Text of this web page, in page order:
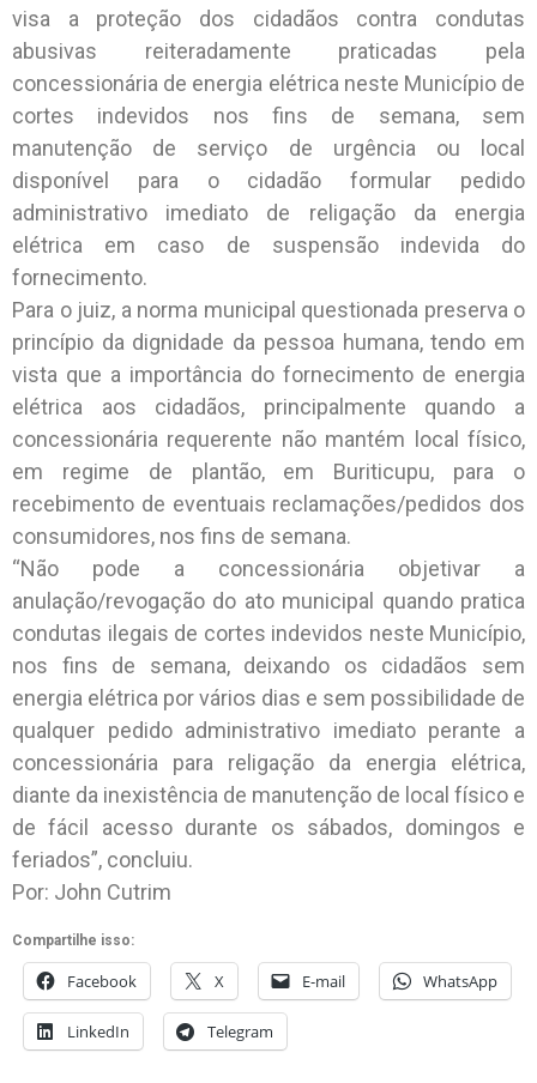
visa a proteção dos cidadãos contra condutas
abusivas reiteradamente praticadas pela
concessionária de energia elétrica neste Município de
cortes indevidos nos fins de semana, sem
manutenção de serviço de urgência ou local
disponível para o cidadão formular pedido
administrativo imediato de religação da energia
elétrica em caso de suspensão indevida do
fornecimento.
Para o juiz, a norma municipal questionada preserva o
princípio da dignidade da pessoa humana, tendo em
vista que a importância do fornecimento de energia
elétrica aos cidadãos, principalmente quando a
concessionária requerente não mantém local físico,
em regime de plantão, em Buriticupu, para o
recebimento de eventuais reclamações/pedidos dos
consumidores, nos fins de semana.
“Não pode a concessionária objetivar a
anulação/revogação do ato municipal quando pratica
condutas ilegais de cortes indevidos neste Município,
nos fins de semana, deixando os cidadãos sem
energia elétrica por vários dias e sem possibilidade de
qualquer pedido administrativo imediato perante a
concessionária para religação da energia elétrica,
diante da inexistência de manutenção de local físico e
de fácil acesso durante os sábados, domingos e
feriados”, concluiu.
Por: John Cutrim
Compartilhe isso:
Facebook X E-mail WhatsApp
LinkedIn Telegram